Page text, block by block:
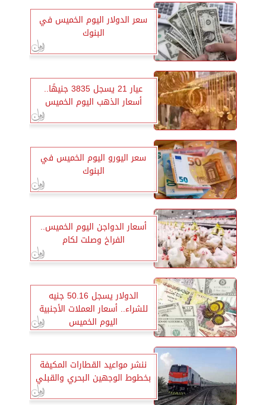
سعر الدولار اليوم الخميس في
البنوك
عيار 21 يسجل 3835 جنيهًا..
أسعار الذهب اليوم الخميس
سعر اليورو اليوم الخميس في
البنوك
أسعار الدواجن اليوم الخميس..
الفراخ وصلت لكام
الدولار يسجل 50.16 جنيه
للشراء.. أسعار العملات الأجنبية
اليوم الخميس
ننشر مواعيد القطارات المكيفة
بخطوط الوجهين البحري والقبلي